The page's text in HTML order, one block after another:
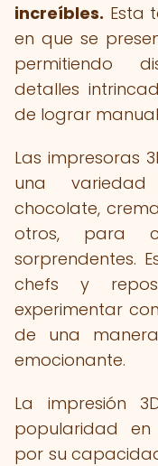
increíbles. Esta
en que se
permitiendo
detalles
de lograr
Las impresoras
una
chocolate,
otros, para
sorprendentes.
chefs y
experimentar
de una
emocionante.
La impresión
popularidad
por su